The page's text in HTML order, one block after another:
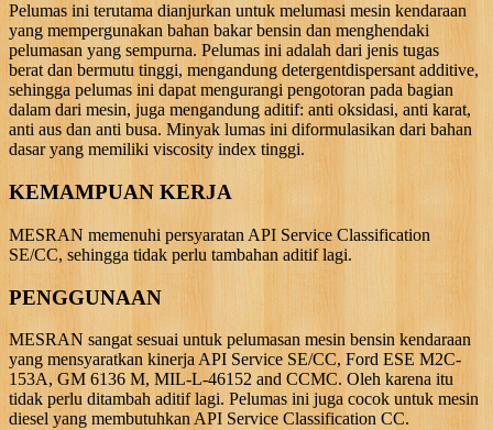
Pelumas ini terutama dianjurkan untuk melumasi mesin kendaraan
yang mempergunakan bahan bakar bensin dan menghendaki
pelumasan yang sempurna. Pelumas ini adalah dari jenis tugas
berat dan bermutu tinggi, mengandung detergentdispersant additive,
sehingga pelumas ini dapat mengurangi pengotoran pada bagian
dalam dari mesin, juga mengandung aditif: anti oksidasi, anti karat,
anti aus dan anti busa. Minyak lumas ini diformulasikan dari bahan
dasar yang memiliki viscosity index tinggi.
KEMAMPUAN KERJA
MESRAN memenuhi persyaratan API Service Classification
SE/CC, sehingga tidak perlu tambahan aditif lagi.
PENGGUNAAN
MESRAN sangat sesuai untuk pelumasan mesin bensin kendaraan
yang mensyaratkan kinerja API Service SE/CC, Ford ESE M2C-
153A, GM 6136 M, MIL-L-46152 and CCMC. Oleh karena itu
tidak perlu ditambah aditif lagi. Pelumas ini juga cocok untuk mesin
diesel yang membutuhkan API Service Classification CC.